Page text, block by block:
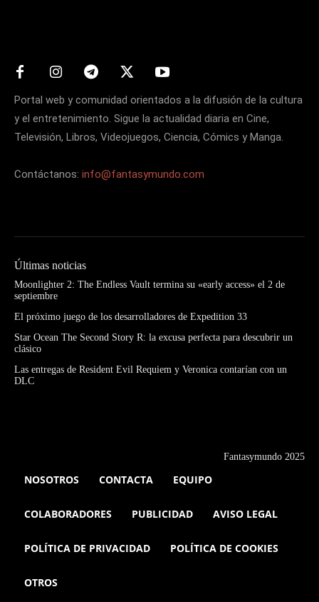
Portal web y comunidad orientados a la difusión de la cultura
y el entretenimiento. Sigue la actualidad diaria en Cine,
Televisión, Libros, Videojuegos, Ciencia, Cómics y Manga.
Contáctanos: info@fantasymundo.com
Últimas noticias
Moonlighter 2: The Endless Vault termina su «early access» el 2 de
septiembre
El próximo juego de los desarrolladores de Expedition 33
Star Ocean The Second Story R: la excusa perfecta para descubrir un
clásico
Las entregas de Resident Evil Requiem y Veronica contarían con un
DLC
Fantasymundo 2025
NOSOTROS CONTACTA EQUIPO
COLABORADORES PUBLICIDAD AVISO LEGAL
POLÍTICA DE PRIVACIDAD POLÍTICA DE COOKIES
OTROS